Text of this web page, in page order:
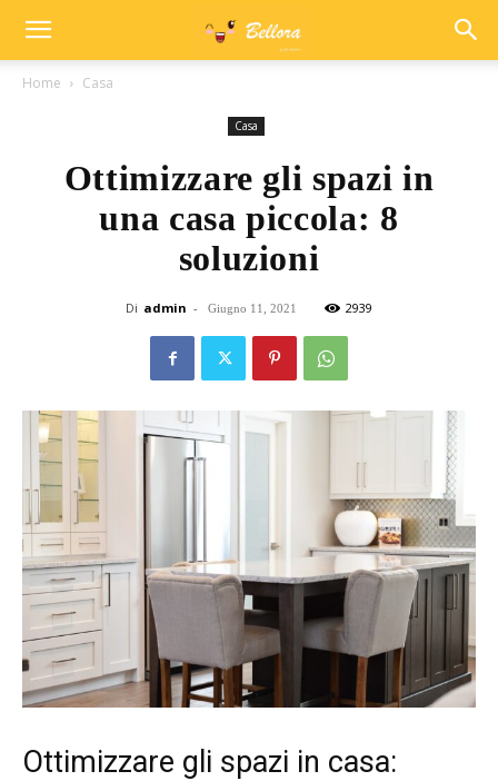
Home Casa
Casa
Ottimizzare gli spazi in
una casa piccola: 8
soluzioni
Di admin - Giugno 11, 2021 2939
Ottimizzare gli spazi in casa: